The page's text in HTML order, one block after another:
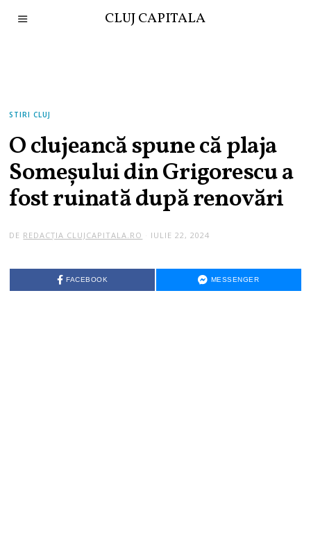
CLUJ CAPITALA
STIRI CLUJ
O clujeancă spune că plaja
Someșului din Grigorescu a
fost ruinată după renovări
DE REDACȚIA CLUJCAPITALA.RO IULIE 22, 2024
FACEBOOK MESSENGER